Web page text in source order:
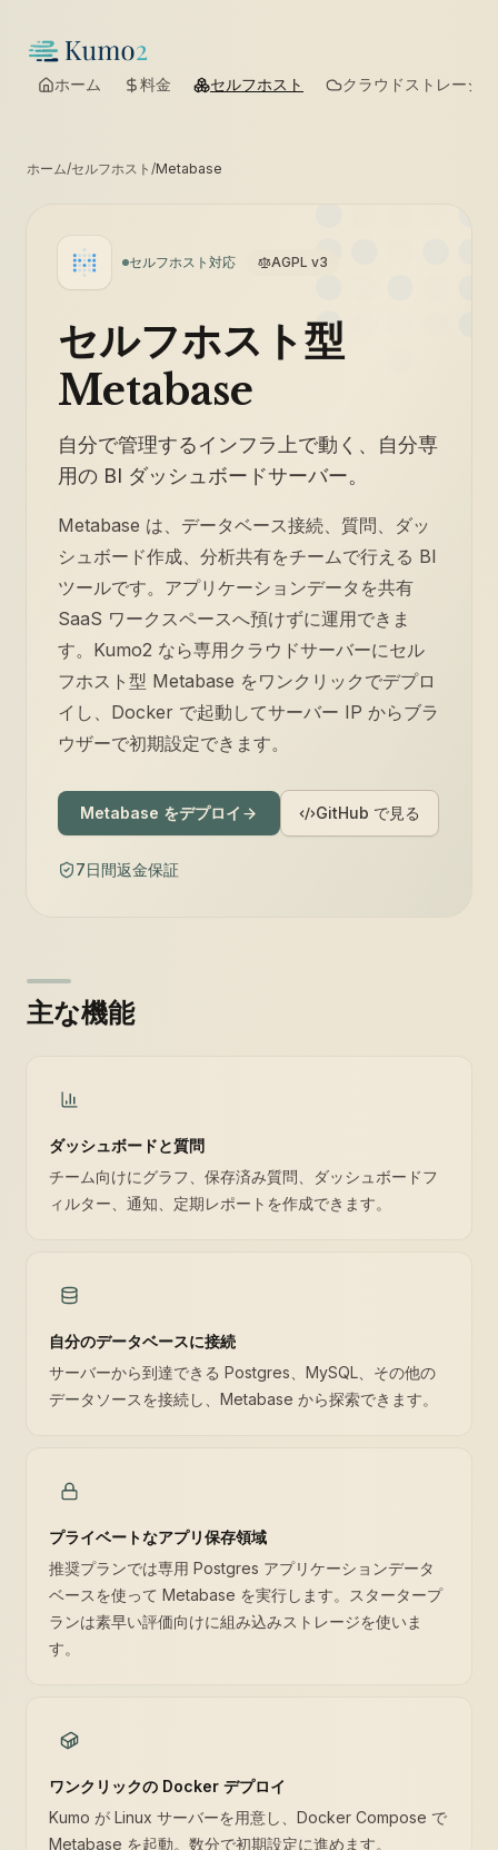
ホーム 料金 セルフホスト クラウドストレージ
ホーム/セルフホスト /Metabase
セルフホスト対応 AGPL v3
セルフホスト型
Metabase
自分で管理するインフラ上で動く、自分専
用の BI ダッシュボードサーバー。
Metabase は、データベース接続、質問、ダッ
シュボード作成、分析共有をチームで行える BI
ツールです。アプリケーションデータを共有
SaaS ワークスペースへ預けずに運用できま
す。Kumo2 なら専用クラウドサーバーにセル
フホスト型 Metabase をワンクリックでデプロ
イし、Docker で起動してサーバー IP からブラ
ウザーで初期設定できます。
Metabase をデプロイ GitHub で見る
7日間返金保証
主な機能
ダッシュボードと質問
チーム向けにグラフ、保存済み質問、ダッシュボードフ
ィルター、通知、定期レポートを作成できます。
自分のデータベースに接続
サーバーから到達できる Postgres、MySQL、その他の
データソースを接続し、Metabase から探索できます。
プライベートなアプリ保存領域
推奨プランでは専用 Postgres アプリケーションデータ
ベースを使って Metabase を実行します。スタータープ
ランは素早い評価向けに組み込みストレージを使いま
す。
ワンクリックの Docker デプロイ
Kumo が Linux サーバーを用意し、Docker Compose で
Metabase を起動。数分で初期設定に進めます。